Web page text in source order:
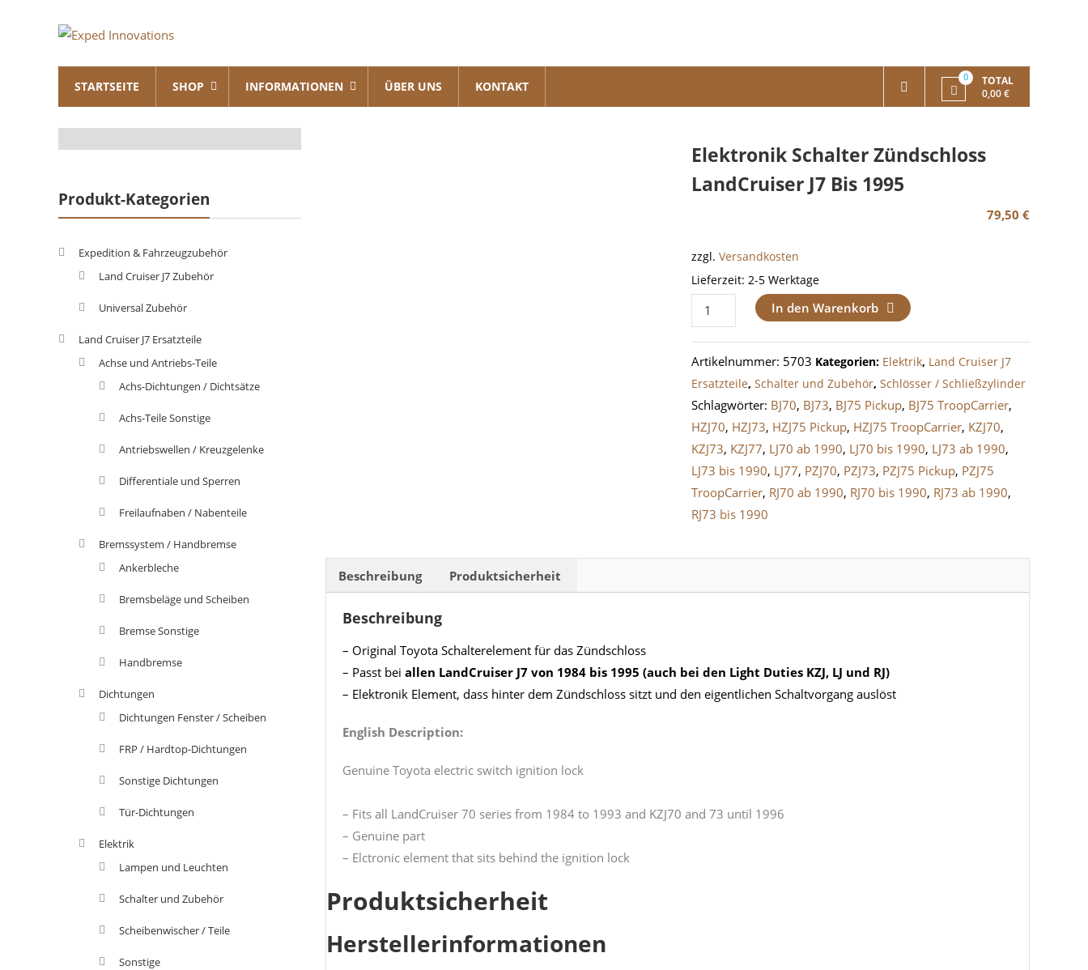
Exped
Innovations
Solutions
for
your
Overland
STARTSEITE SHOP INFORMATIONEN ÜBER UNS KONTAKT
0
TOTAL
0,00 €
Elektronik Schalter Zündschloss
LandCruiser J7 Bis 1995
79,50 €
zzgl.Versandkosten
Lieferzeit:2-5 Werktage
Elektronik
Schalter
Zündschloss
LandCruiser
J7
bis
1995
Menge
In den Warenkorb
Artikelnummer: 5703 Kategorien: Elektrik, Land Cruiser J7
Ersatzteile,Schalter und Zubehör,Schlösser / Schließzylinder
Schlagwörter: BJ70, BJ73, BJ75 Pickup, BJ75 TroopCarrier,
HZJ70, HZJ73, HZJ75 Pickup, HZJ75 TroopCarrier, KZJ70,
KZJ73, KZJ77, LJ70 ab 1990, LJ70 bis 1990, LJ73 ab 1990,
LJ73 bis 1990, LJ77, PZJ70, PZJ73, PZJ75 Pickup, PZJ75
TroopCarrier, RJ70 ab 1990, RJ70 bis 1990, RJ73 ab 1990,
RJ73 bis 1990
Beschreibung Produktsicherheit
Beschreibung
– Original Toyota Schalterelement für das Zündschloss
– Passt bei allen LandCruiser J7 von 1984 bis 1995 (auch bei den Light Duties KZJ, LJ und RJ)
– Elektronik Element, dass hinter dem Zündschloss sitzt und den eigentlichen Schaltvorgang auslöst
English Description:
Genuine Toyota electric switch ignition lock
– Fits all LandCruiser 70 series from 1984 to 1993 and KZJ70 and 73 until 1996
– Genuine part
– Elctronic element that sits behind the ignition lock
Produktsicherheit
Herstellerinformationen
Produkt-Kategorien
Expedition & Fahrzeugzubehör
Land Cruiser J7 Zubehör
Universal Zubehör
Land Cruiser J7 Ersatzteile
Achse und Antriebs-Teile
Achs-Dichtungen / Dichtsätze
Achs-Teile Sonstige
Antriebswellen / Kreuzgelenke
Differentiale und Sperren
Freilaufnaben / Nabenteile
Bremssystem / Handbremse
Ankerbleche
Bremsbeläge und Scheiben
Bremse Sonstige
Handbremse
Dichtungen
Dichtungen Fenster / Scheiben
FRP / Hardtop-Dichtungen
Sonstige Dichtungen
Tür-Dichtungen
Elektrik
Lampen und Leuchten
Schalter und Zubehör
Scheibenwischer / Teile
Sonstige